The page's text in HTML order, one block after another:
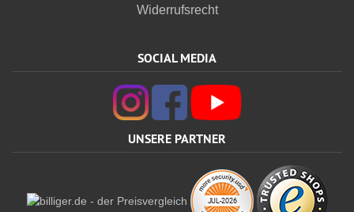
Widerrufsrecht
SOCIAL MEDIA
UNSERE PARTNER